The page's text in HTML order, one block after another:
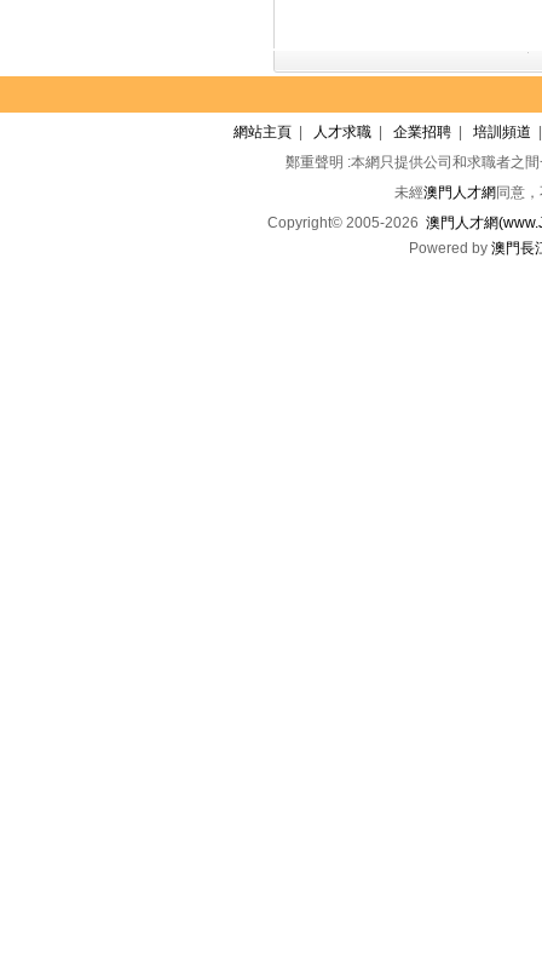
網站主頁 人才求職 企業招聘 培訓頻道
鄭重聲明 :本網只提供公司和求職者之
未經澳門人才網 同意
Copyright© 2005-2026 澳門人才網
Powered by 澳門長